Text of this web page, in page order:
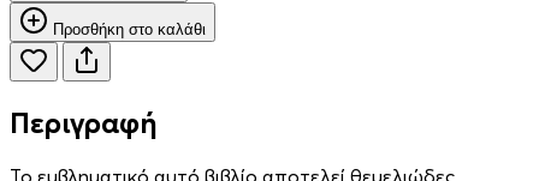
Προσθήκη στο καλάθι
Περιγραφή
Το εµβληµατικό αυτό βιβλίο αποτελεί θεµελιώδες